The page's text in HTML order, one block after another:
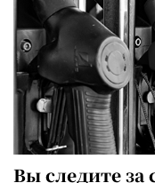
Вы следите за